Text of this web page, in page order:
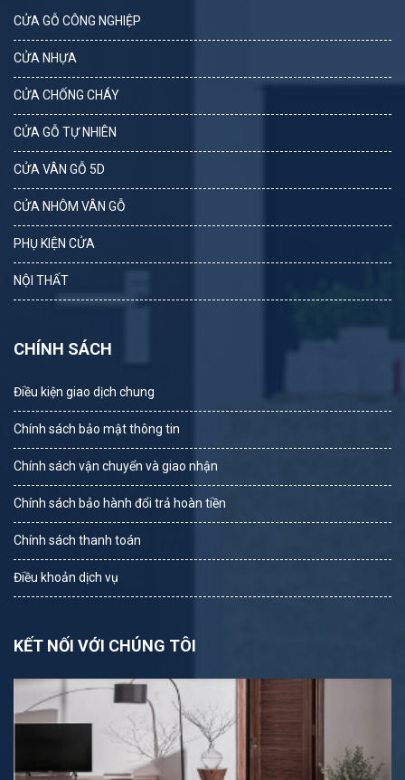
CỬA GỖ CÔNG NGHIỆP
CỬA NHỰA
CỬA CHỐNG CHÁY
CỬA GỖ TỰ NHIÊN
CỬA VÂN GỖ 5D
CỬA NHÔM VÂN GỖ
PHỤ KIỆN CỬA
NỘI THẤT
CHÍNH SÁCH
Điều kiện giao dịch chung
Chính sách bảo mật thông tin
Chính sách vận chuyển và giao nhận
Chính sách bảo hành đổi trả hoàn tiền
Chính sách thanh toán
Điều khoản dịch vụ
KẾT NỐI VỚI CHÚNG TÔI